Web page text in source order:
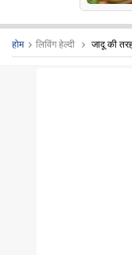
होम लिविंग हेल्दी जादू की